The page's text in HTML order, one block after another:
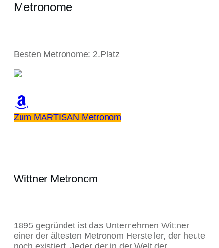
Metronome
Besten Metronome: 2.Platz
Zum MARTISAN Metronom
Wittner Metronom
1895 gegründet ist das Unternehmen Wittner
einer der ältesten Metronom Hersteller, der heute
noch existiert. Jeder der in der Welt der